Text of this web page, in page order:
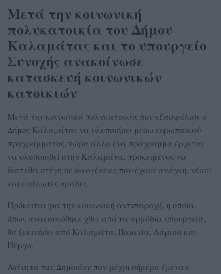
Μετά την κοινωνική
πολυκατοικία του Δήμου
Καλαμάτας και το υπουργείο
Συνοχής ανακοίνωσε
κατασκευή κοινωνικών
κατοικιών
Μετά την κοινωνική πολυκατοικία που εξασφάλισε ο
Δήμος Καλαμάτας να υλοποιήσει μέσω ευρωπαϊκού
προγράμματος, τώρα άλλο ένα πρόγραμμα έρχεται
να υλοποιηθεί στην Καλαμάτα, προκειμένου να
διατεθεί στέγη σε οικογένειες που έχουν ανάγκη, νέους
και ευάλωτες ομάδες.
Πρόκειται για την κοινωνική αντιπαροχή, η οποία,
όπως ανακοινώθηκε χθες από τα αρμόδια υπουργεία,
θα ξεκινήσει από Καλαμάτα, Παιανία, Λάρισα και
Πύργο.
Ακίνητα του Δημοσίου που μέχρι σήμερα έμεναν